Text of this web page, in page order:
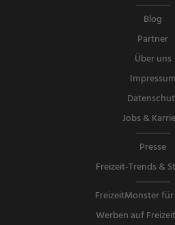
Blog
Partner
Über uns
Impressum
Jobs &
Presse
Freizeit-Trends &
FreizeitMonster
Werben auf